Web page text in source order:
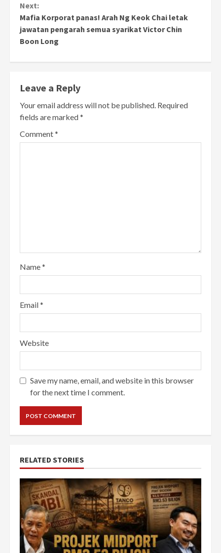
Next:
Mafia Korporat panas! Arah Ng Keok Chai letak
jawatan pengarah semua syarikat Victor Chin
Boon Long
Leave a Reply
Your email address will not be published. Required
fields are marked*
Comment*
Name*
Email*
Website
Save my name, email, and website in this browser
for the next time I comment.
RELATED STORIES